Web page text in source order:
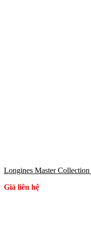
Longines Master
Giá liên hệ